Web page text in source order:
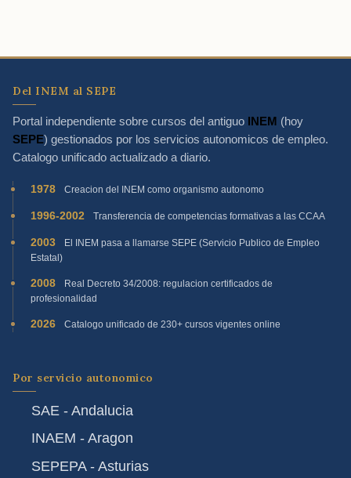
Del INEM al SEPE
Portal independiente sobre cursos del antiguo INEM (hoy
SEPE) gestionados por los servicios autonomicos de empleo.
Catalogo unificado actualizado a diario.
1978 Creacion del INEM como organismo autonomo
1996-2002 Transferencia de competencias formativas a las CCAA
2003
El INEM pasa a llamarse SEPE (Servicio Publico de Empleo
Estatal)
2008
Real Decreto 34/2008: regulacion certificados de
profesionalidad
2026 Catalogo unificado de 230+ cursos vigentes online
Por servicio autonomico
SAE - Andalucia
INAEM - Aragon
SEPEPA - Asturias